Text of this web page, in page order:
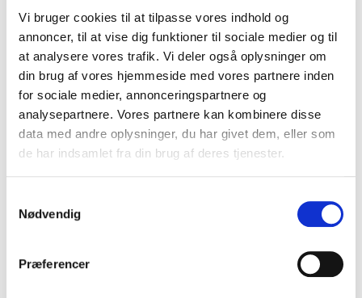
Vi bruger cookies til at tilpasse vores indhold og
annoncer, til at vise dig funktioner til sociale medier og til
at analysere vores trafik. Vi deler også oplysninger om
din brug af vores hjemmeside med vores partnere inden
for sociale medier, annonceringspartnere og
analysepartnere. Vores partnere kan kombinere disse
data med andre oplysninger, du har givet dem, eller som
de har indsamlet fra din brug af deres tjenester.
Nødvendig
Præferencer